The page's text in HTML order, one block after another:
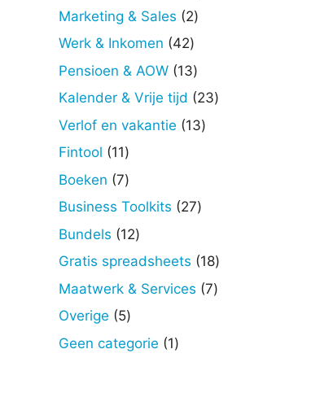
Marketing & Sales 22
Werk & Inkomen 4242
producten
Pensioen & AOW 1313
producten
Kalender & Vrije tijd 2323
Verlof en vakantie 1313
Fintool 1111
producten
Boeken 77
producten
Business Toolkits 2727
Bundels 1212
producten
Gratis spreadsheets 1818
producten
Maatwerk & Services 77
Overige 55
producten
Geen categorie 11